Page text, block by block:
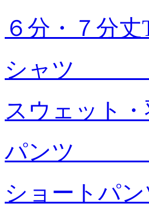
６分・７分
シ
スウェット
パン
ショート